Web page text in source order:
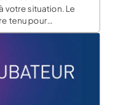
votre situation. Le
tenu pour
vous ferez de ce
dans bien des
Qu’est-ce